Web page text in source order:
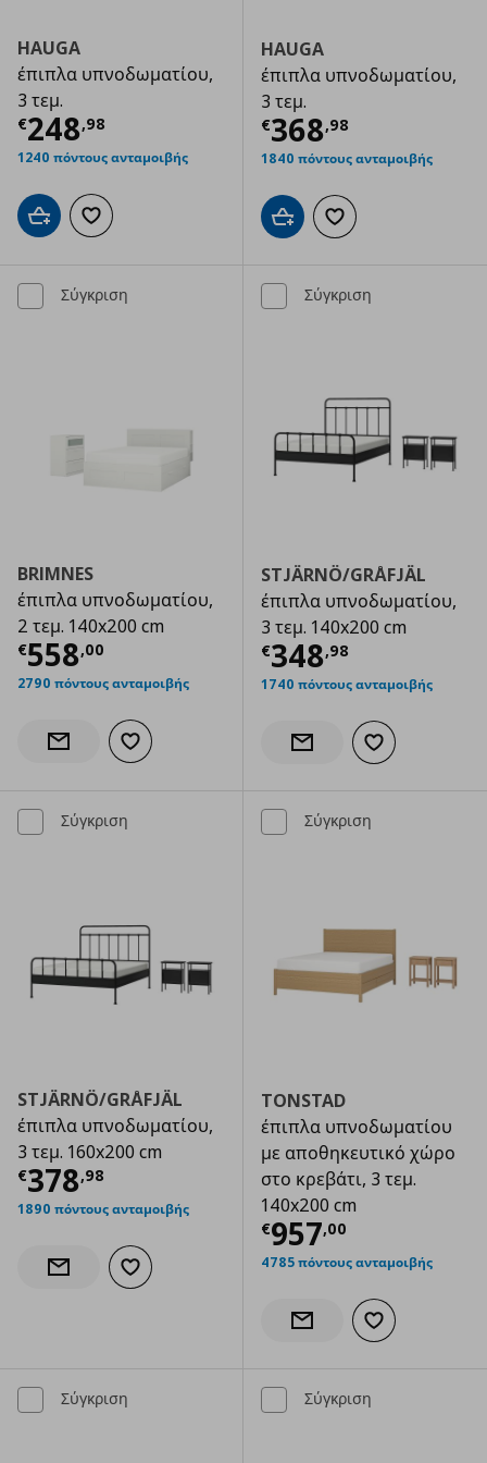
HAUGA
έπιπλα υπνοδωματίου,
3 τεμ.
€248,98
Τρέχουσα τιμή € 248,98
1240 πόντους ανταμοιβής
Προσθήκη στο καλάθι
Προσθήκη στα αγαπημένα
HAUGA
έπιπλα υπνοδωματίου,
3 τεμ.
€368,98
Τρέχουσα
1840 πόντους ανταμοιβής
Προσθήκη στο καλάθι
Προσθήκη στα
Σύγκριση
BRIMNES
έπιπλα υπνοδωματίου,
2 τεμ. 140x200 cm
€558,00
Τρέχουσα τιμή € 558,00
2790 πόντους ανταμοιβής
Ενημέρωση διαθεσιμότητας
Προσθήκη στα αγαπημένα
Σύγκριση
STJÄRNÖ/GRÅFJÄL
έπιπλα υπνοδωματίου,
3 τεμ. 140x200 cm
€348,98
Τρέχουσα
1740 πόντους ανταμοιβής
Ενημέρωση διαθεσιμότητας
Προσθήκη στα
Σύγκριση
STJÄRNÖ/GRÅFJÄL
έπιπλα υπνοδωματίου,
3 τεμ. 160x200 cm
€378,98
Τρέχουσα τιμή € 378,98
1890 πόντους ανταμοιβής
Ενημέρωση διαθεσιμότητας
Προσθήκη στα αγαπημένα
Σύγκριση
TONSTAD
έπιπλα υπνοδωματίου
με αποθηκευτικό χώρο
στο κρεβάτι, 3 τεμ.
140x200 cm
€957,00
Τρέχουσα
4785 πόντους ανταμοιβής
Ενημέρωση διαθεσιμότητας
Προσθήκη στα
Σύγκριση Σύγκριση